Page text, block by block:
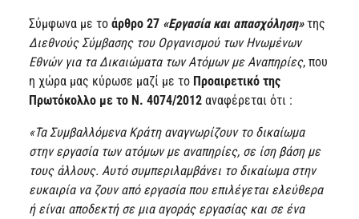
Σύμφωνα με το άρθρο 27 «Εργασία και απασχόληση»της
Διεθνούς Σύμβασης του Οργανισμού των Ηνωμένων
Εθνών για τα Δικαιώματα των Ατόμων με Αναπηρίες, που
η χώρα μας κύρωσε μαζί με το Προαιρετικό της
Πρωτόκολλο με το Ν. 4074/2012 αναφέρεται ότι :
«Τα Συμβαλλόμενα Κράτη αναγνωρίζουν το δικαίωμα
στην εργασία των ατόμων με αναπηρίες, σε ίση βάση με
τους άλλους. Αυτό συμπεριλαμβάνει το δικαίωμα στην
ευκαιρία να ζουν από εργασία που επιλέγεται ελεύθερα
ή είναι αποδεκτή σε μια αγοράς εργασίας και σε ένα